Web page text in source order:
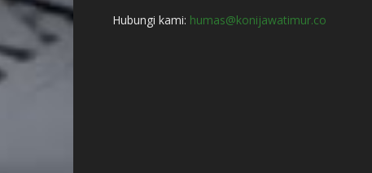
Hubungi kami: humas@konijawatimur.co